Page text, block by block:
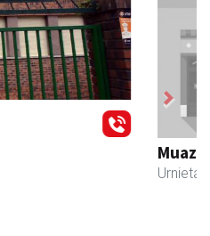
Next